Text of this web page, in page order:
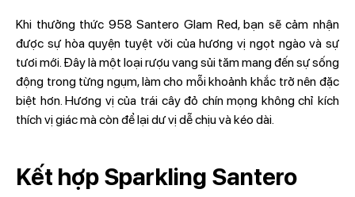
Khi thưởng thức 958 Santero Glam Red, bạn sẽ cảm nhận
được sự hòa quyện tuyệt vời của hương vị ngọt ngào và sự
tươi mới. Đây là một loại rượu vang sủi tăm mang đến sự sống
động trong từng ngụm, làm cho mỗi khoảnh khắc trở nên đặc
biệt hơn. Hương vị của trái cây đỏ chín mọng không chỉ kích
thích vị giác mà còn để lại dư vị dễ chịu và kéo dài.
Kết hợp Sparkling Santero